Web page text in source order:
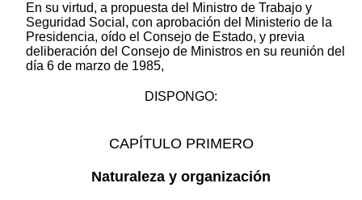
En su virtud, a propuesta del Ministro de Trabajo y
Seguridad Social, con aprobación del Ministerio de la
Presidencia, oído el Consejo de Estado, y previa
deliberación del Consejo de Ministros en su reunión del
día 6 de marzo de 1985,
DISPONGO:
CAPÍTULO PRIMERO
Naturaleza y organización